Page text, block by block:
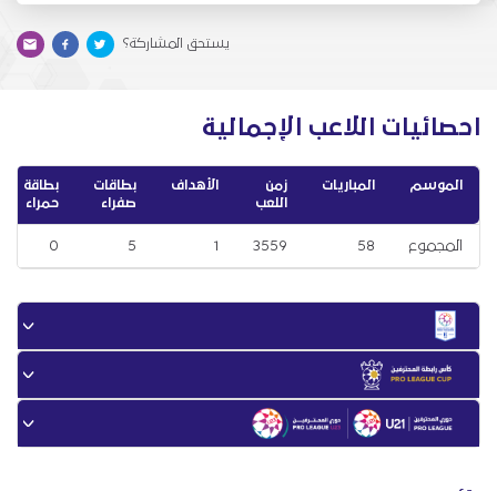
يستحق المشاركة؟
احصائيات اللاعب الإجمالية
الموسم المباريات
زمن
اللعب
الأهداف
بطاقات
صفراء
بطاقة
حمراء
المجموع 58
3559
1
5
0